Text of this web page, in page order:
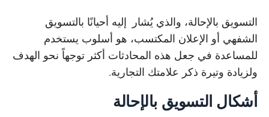
التسويق بالإحالة، والذي يُشار إليه أحيانًا بالتسويق
الشفهي أو الإعلان المكتسب، هو أسلوب يستخدم
للمساعدة في جعل هذه المحادثات أكثر توجهاً نحو الهدف
ولزيادة وتيرة ذكر علامتك التجارية.
أشكال التسويق بالإحالة